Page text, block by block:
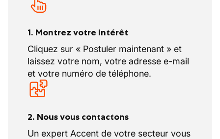
1. Montrez votre intérêt
Cliquez sur « Postuler maintenant » et
laissez votre nom, votre adresse e-mail
et votre numéro de téléphone.
2. Nous vous contactons
Un expert Accent de votre secteur vous